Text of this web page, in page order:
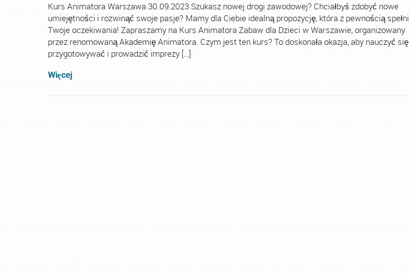
Kurs Animatora Warszawa 30.09.2023 Szukasz nowej drogi zawodowej? Chciałbyś zdobyć nowe
umiejętności i rozwinąć swoje pasje? Mamy dla Ciebie idealną propozycję, która z pewnością spełni
Twoje oczekiwania! Zapraszamy na Kurs Animatora Zabaw dla Dzieci w Warszawie, organizowany
przez renomowaną Akademię Animatora. Czym jest ten kurs? To doskonała okazja, aby nauczyć się
przygotowywać i prowadzić imprezy […]
Więcej